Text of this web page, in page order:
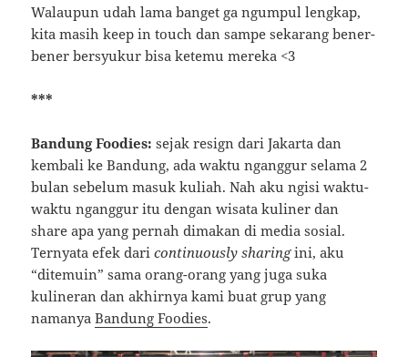
Walaupun udah lama banget ga ngumpul lengkap,
kita masih keep in touch dan sampe sekarang bener-
bener bersyukur bisa ketemu mereka <3
***
Bandung Foodies:sejak resign dari Jakarta dan
kembali ke Bandung, ada waktu nganggur selama 2
bulan sebelum masuk kuliah. Nah aku ngisi waktu-
waktu nganggur itu dengan wisata kuliner dan
share apa yang pernah dimakan di media sosial.
Ternyata efek daricontinuously sharingini, aku
“ditemuin” sama orang-orang yang juga suka
kulineran dan akhirnya kami buat grup yang
namanyaBandung Foodies.